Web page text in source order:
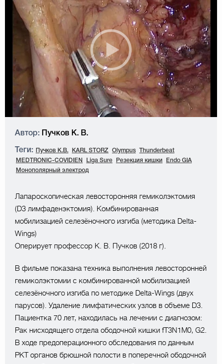
Автор: Пучков К. В.
Теги: Пучков К.В. KARL STORZ Olympus
Thunderbeat
MEDTRONIC-COVIDIEN
Liga Sure Резекция кишки
Endo GIA
Монополярный электрод
Лапароскопическая левосторонняя гемиколэктомия
(D3 лимфаденэктомия). Комбинированная
мобилизацией селезёночного изгиба (методика Delta-
Wings)
Оперирует профессор К. В. Пучков (2018 г).
В фильме показана техника выполнения левосторонней
гемиколэктомии с комбинированной мобилизацией
селезёночного изгиба по методике Delta-Wings (двух
парусов). Удаление лимфатических узлов в объеме D3.
Пациентка 70 лет, находилась на лечении с диагнозом:
Рак нисходящего отдела ободочной кишки fT3N1M0, G2.
В ходе предоперационного обследования по данным
РКТ органов брюшной полости в поперечной ободочной